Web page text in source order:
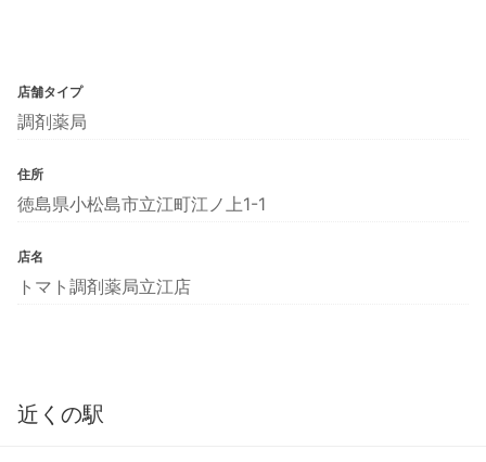
店舗タイプ
調剤薬局
住所
徳島県小松島市立江町江ノ上1-1
店名
トマト調剤薬局立江店
近くの駅